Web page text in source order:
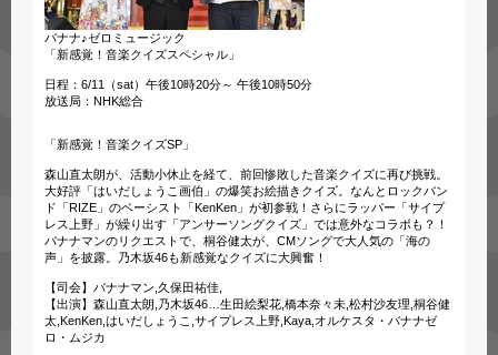
バナナ♪ゼロミュージック
「新感覚！音楽クイズスペシャル」
日程：6/11（sat）午後10時20分～ 午後10時50分
放送局：NHK総合
「新感覚！音楽クイズSP」
森山直太朗が、活動小休止を経て、前回惨敗した音楽クイズに再び挑戦。
大好評「はいだしょうこ画伯」の爆笑お絵描きクイズ。なんとロックバン
ド「RIZE」のベーシスト「KenKen」が初参戦！さらにラッパー「サイプ
レス上野」が繰り出す「アンサーソングクイズ」では意外なコラボも？！
バナナマンのリクエストで、桐谷健太が、CMソングで大人気の「海の
声」を披露。乃木坂46も新感覚なクイズに大興奮！
【司会】バナナマン,久保田祐佳,
【出演】森山直太朗,乃木坂46…生田絵梨花,橋本奈々未,松村沙友理,桐谷健
太,KenKen,はいだしょうこ,サイプレス上野,Kaya,オルケスタ・バナナゼ
ロ・ムジカ